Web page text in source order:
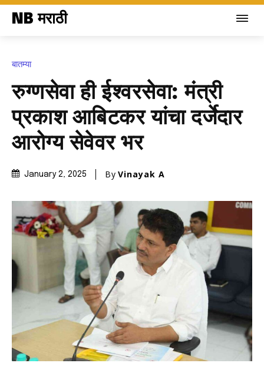
NB मराठी
बातम्या
रुग्णसेवा ही ईश्वरसेवा: मंत्री
प्रकाश आबिटकर यांचा दर्जेदार
आरोग्य सेवेवर भर
January 2, 2025 By Vinayak A